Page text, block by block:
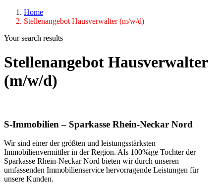
Home
Stellenangebot Hausverwalter (m/w/d)
Your search results
Stellenangebot Hausverwalter
(m/w/d)
S-Immobilien – Sparkasse Rhein-Neckar Nord
Wir sind einer der größten und leistungsstärksten
Immobilienvermittler in der Region. Als 100%ige Tochter der
Sparkasse Rhein-Neckar Nord bieten wir durch unseren
umfassenden Immobilienservice hervorragende Leistungen für
unsere Kunden.